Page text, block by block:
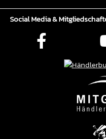
Social Media &